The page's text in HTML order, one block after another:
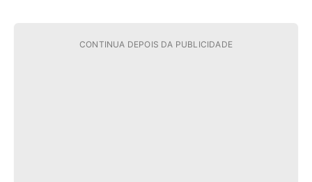
CONTINUA DEPOIS DA PUBLICIDADE